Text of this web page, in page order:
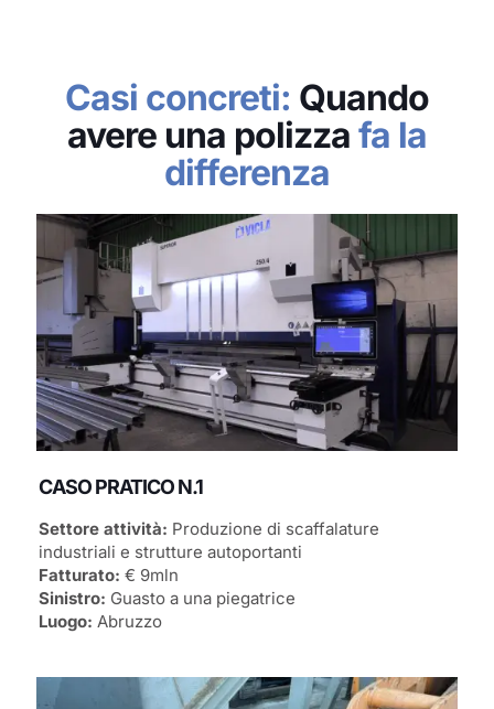
Casi concreti: Quando
avere una polizza fa la
differenza
CASO PRATICO N.1
Settore attività: Produzione di scaffalature
industriali e strutture autoportanti
Fatturato: € 9mln
Sinistro: Guasto a una piegatrice
Luogo: Abruzzo